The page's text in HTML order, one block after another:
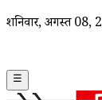
शनिवार, अगस्त 08,
☰